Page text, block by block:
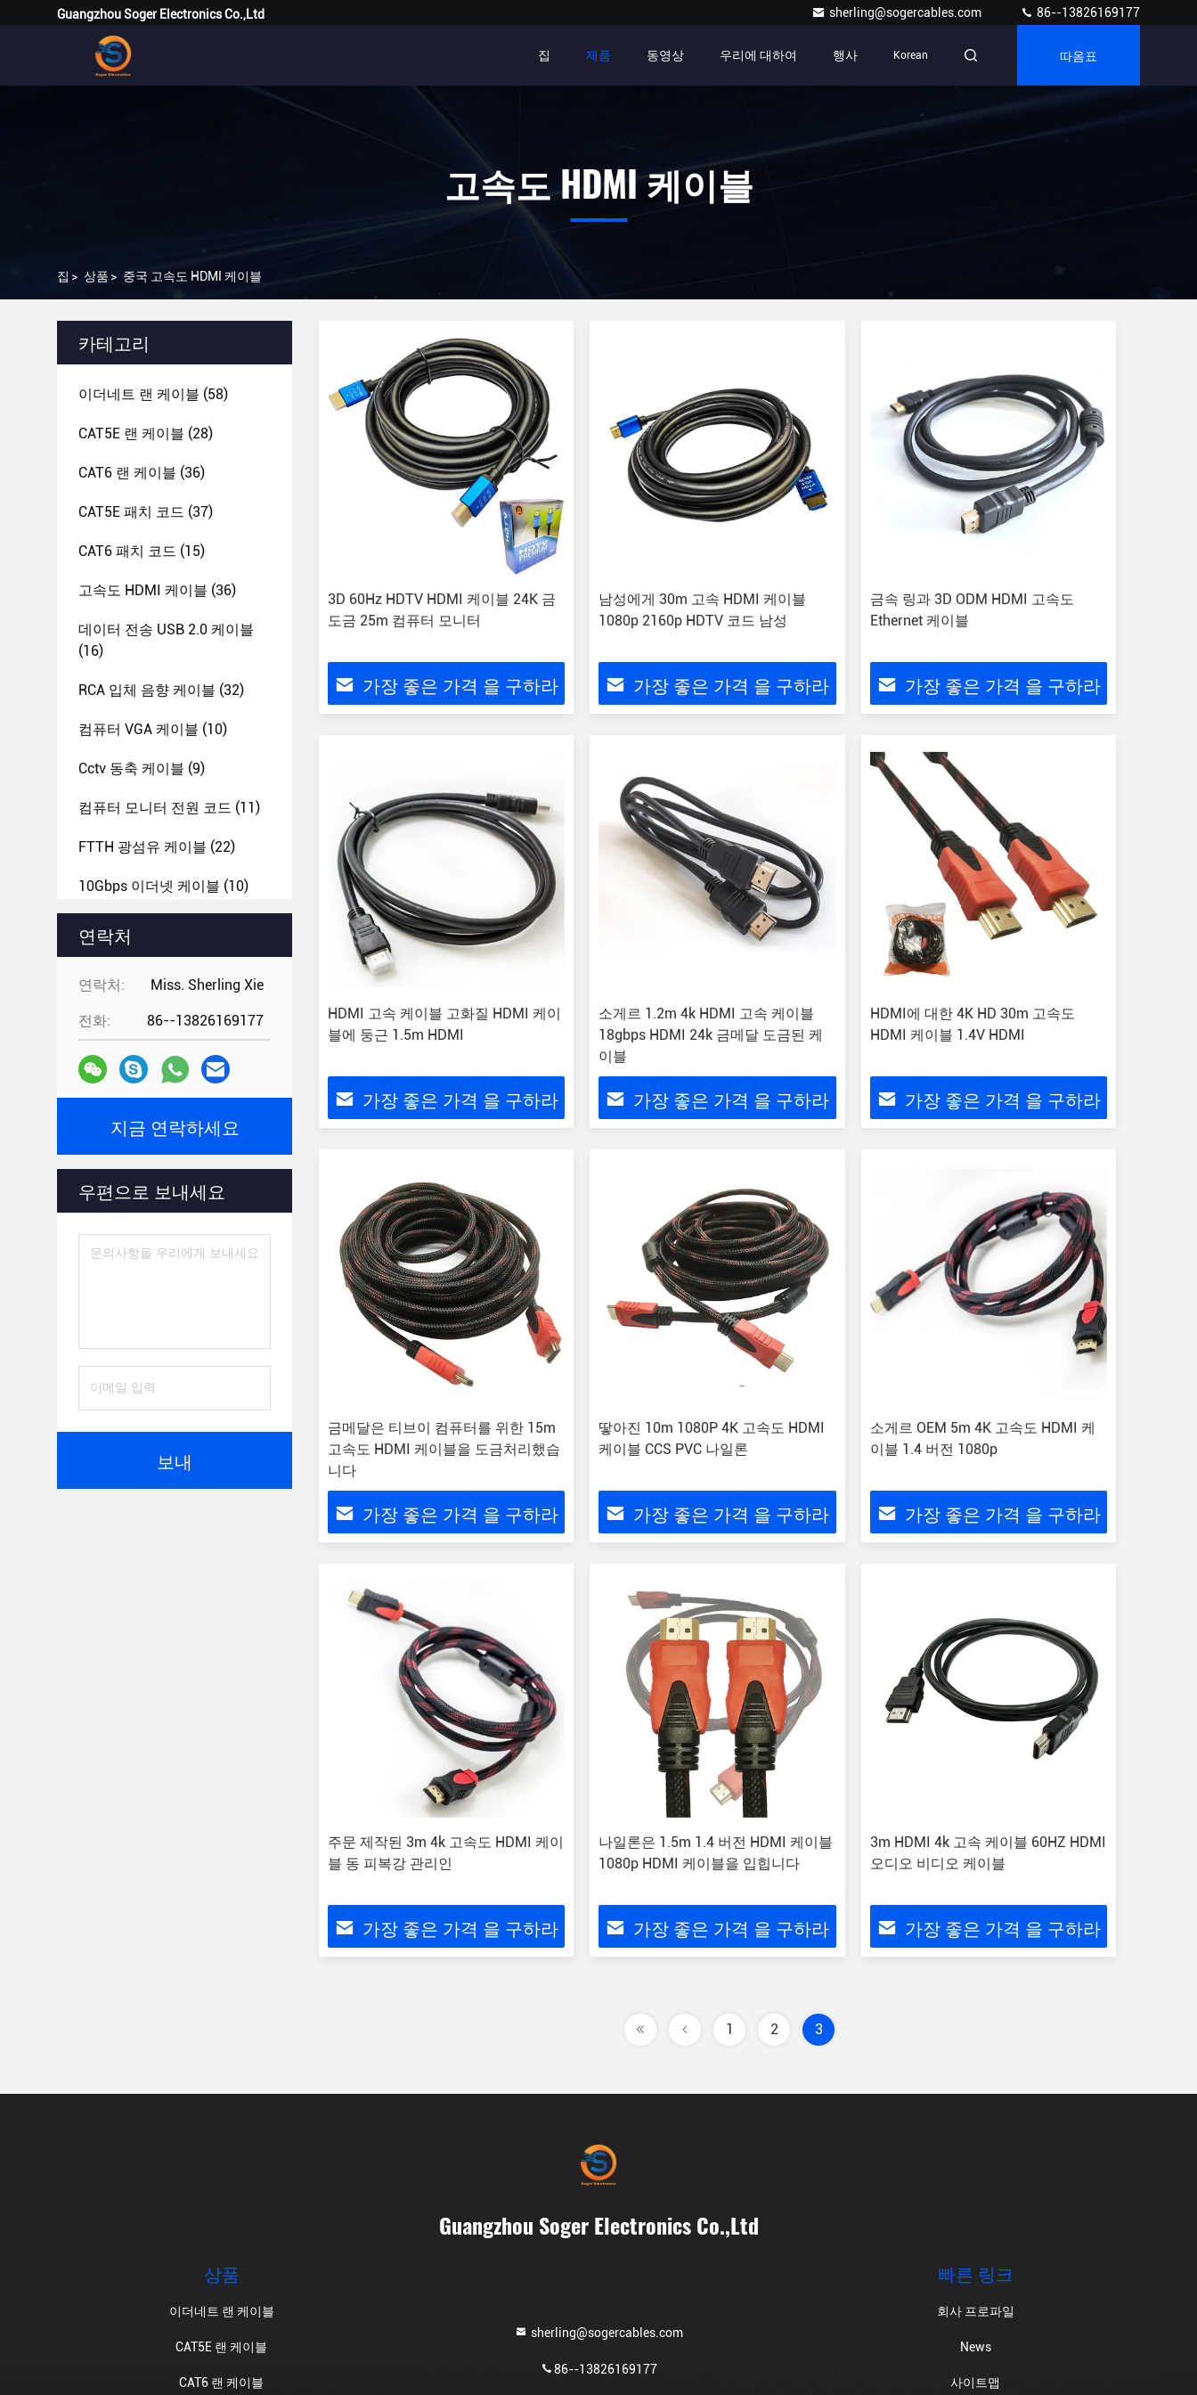
Guangzhou Soger Electronics Co.,Ltd sherling@sogercables.com 86--13826169177
집 제품 동영상 우리에 대하여 행사 Korean 따옴표
고속도 HDMI 케이블
집 > 상품 > 중국 고속도 HDMI 케이블
카테고리
이더네트 랜 케이블 (58)
CAT5E 랜 케이블 (28)
CAT6 랜 케이블 (36)
CAT5E 패치 코드 (37)
CAT6 패치 코드 (15)
고속도 HDMI 케이블 (36)
데이터 전송 USB 2.0 케이블
(16)
RCA 입체 음향 케이블 (32)
컴퓨터 VGA 케이블 (10)
Cctv 동축 케이블 (9)
컴퓨터 모니터 전원 코드 (11)
FTTH 광섬유 케이블 (22)
10Gbps 이더넷 케이블 (10)
평면 HDMI 케이블
연락처
연락처: Miss. Sherling Xie
전화: 86--13826169177
지금 연락하세요
우편으로 보내세요
보내
3D 60Hz HDTV HDMI 케이블 24K 금
도금 25m 컴퓨터 모니터
가장 좋은 가격 을 구하라
남성에게 30m 고속 HDMI 케이블
1080p 2160p HDTV 코드 남성
가장 좋은 가격 을 구하라
금속 링과 3D ODM HDMI 고속도
Ethernet 케이블
가장 좋은 가격 을 구하라
HDMI 고속 케이블 고화질 HDMI 케이
블에 둥근 1.5m HDMI
가장 좋은 가격 을 구하라
소게르 1.2m 4k HDMI 고속 케이블
18gbps HDMI 24k 금메달 도금된 케
이블
가장 좋은 가격 을 구하라
HDMI에 대한 4K HD 30m 고속도
HDMI 케이블 1.4V HDMI
가장 좋은 가격 을 구하라
금메달은 티브이 컴퓨터를 위한 15m
고속도 HDMI 케이블을 도금처리했습
니다
가장 좋은 가격 을 구하라
땋아진 10m 1080P 4K 고속도 HDMI
케이블 CCS PVC 나일론
가장 좋은 가격 을 구하라
소게르 OEM 5m 4K 고속도 HDMI 케
이블 1.4 버전 1080p
가장 좋은 가격 을 구하라
주문 제작된 3m 4k 고속도 HDMI 케이
블 동 피복강 관리인
가장 좋은 가격 을 구하라
나일론은 1.5m 1.4 버전 HDMI 케이블
1080p HDMI 케이블을 입힙니다
가장 좋은 가격 을 구하라
3m HDMI 4k 고속 케이블 60HZ HDMI
오디오 비디오 케이블
가장 좋은 가격 을 구하라
1 2 3
Guangzhou Soger Electronics Co.,Ltd
상품
이더네트 랜 케이블
CAT5E 랜 케이블
CAT6 랜 케이블
sherling@sogercables.com
86--13826169177
빠른 링크
회사 프로파일
News
사이트맵